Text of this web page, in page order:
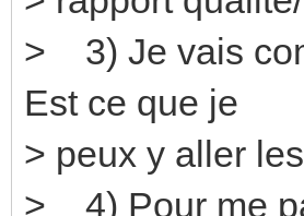
> 3) Je vais
Est ce que je
> peux y aller
> 4) Pour me